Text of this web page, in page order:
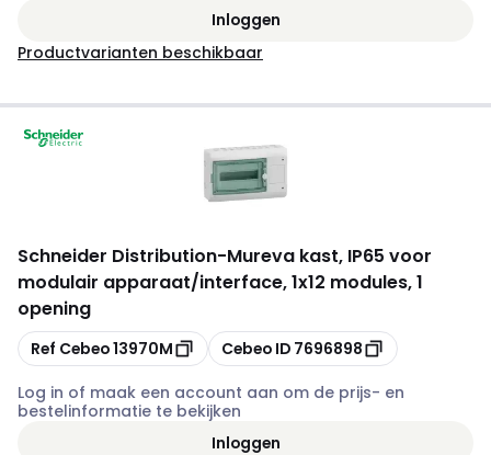
Inloggen
Productvarianten beschikbaar
Schneider Distribution-Mureva kast, IP65 voor
modulair apparaat/interface, 1x12 modules, 1
opening
Kopiëren
Ref Cebeo13970M Kopiëren
Cebeo ID 7696898
Log in of maak een account aan om de prijs- en
bestelinformatie te bekijken
Inloggen